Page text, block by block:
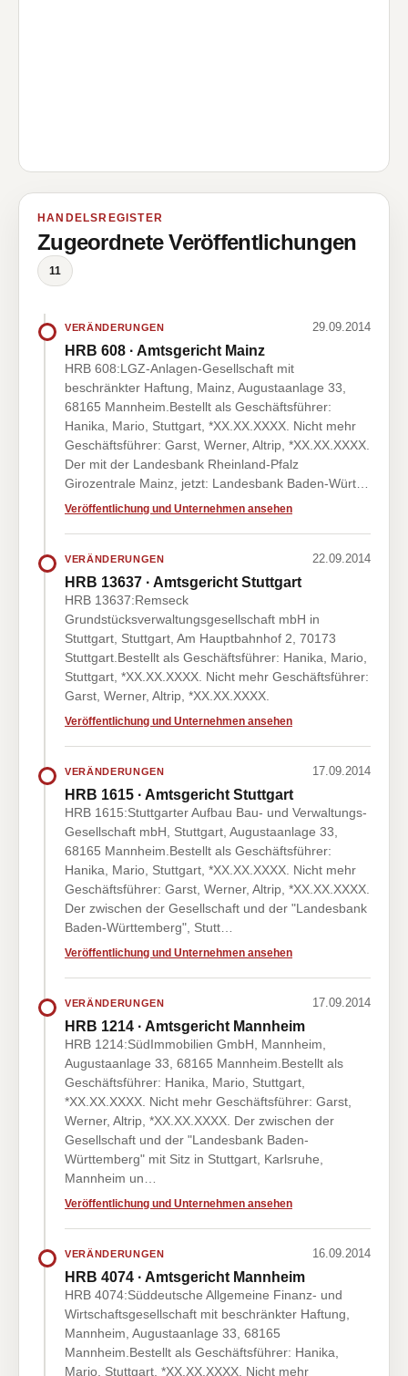
HANDELSREGISTER
Zugeordnete Veröffentlichungen
11
VERÄNDERUNGEN 29.09.2014
HRB 608 · Amtsgericht Mainz
HRB 608:LGZ-Anlagen-Gesellschaft mit
beschränkter Haftung, Mainz, Augustaanlage 33,
68165 Mannheim.Bestellt als Geschäftsführer:
Hanika, Mario, Stuttgart, *XX.XX.XXXX. Nicht mehr
Geschäftsführer: Garst, Werner, Altrip, *XX.XX.XXXX.
Der mit der Landesbank Rheinland-Pfalz
Girozentrale Mainz, jetzt: Landesbank Baden-Würt…
Veröffentlichung und Unternehmen ansehen
VERÄNDERUNGEN 22.09.2014
HRB 13637 · Amtsgericht Stuttgart
HRB 13637:Remseck
Grundstücksverwaltungsgesellschaft mbH in
Stuttgart, Stuttgart, Am Hauptbahnhof 2, 70173
Stuttgart.Bestellt als Geschäftsführer: Hanika, Mario,
Stuttgart, *XX.XX.XXXX. Nicht mehr Geschäftsführer:
Garst, Werner, Altrip, *XX.XX.XXXX.
Veröffentlichung und Unternehmen ansehen
VERÄNDERUNGEN 17.09.2014
HRB 1615 · Amtsgericht Stuttgart
HRB 1615:Stuttgarter Aufbau Bau- und Verwaltungs-
Gesellschaft mbH, Stuttgart, Augustaanlage 33,
68165 Mannheim.Bestellt als Geschäftsführer:
Hanika, Mario, Stuttgart, *XX.XX.XXXX. Nicht mehr
Geschäftsführer: Garst, Werner, Altrip, *XX.XX.XXXX.
Der zwischen der Gesellschaft und der "Landesbank
Baden-Württemberg", Stutt…
Veröffentlichung und Unternehmen ansehen
VERÄNDERUNGEN 17.09.2014
HRB 1214 · Amtsgericht Mannheim
HRB 1214:SüdImmobilien GmbH, Mannheim,
Augustaanlage 33, 68165 Mannheim.Bestellt als
Geschäftsführer: Hanika, Mario, Stuttgart,
*XX.XX.XXXX. Nicht mehr Geschäftsführer: Garst,
Werner, Altrip, *XX.XX.XXXX. Der zwischen der
Gesellschaft und der "Landesbank Baden-
Württemberg" mit Sitz in Stuttgart, Karlsruhe,
Mannheim un…
Veröffentlichung und Unternehmen ansehen
VERÄNDERUNGEN 16.09.2014
HRB 4074 · Amtsgericht Mannheim
HRB 4074:Süddeutsche Allgemeine Finanz- und
Wirtschaftsgesellschaft mit beschränkter Haftung,
Mannheim, Augustaanlage 33, 68165
Mannheim.Bestellt als Geschäftsführer: Hanika,
Mario, Stuttgart, *XX.XX.XXXX. Nicht mehr